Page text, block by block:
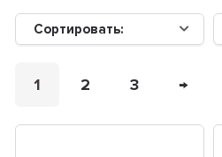
Сортировать:
1 2 3 →